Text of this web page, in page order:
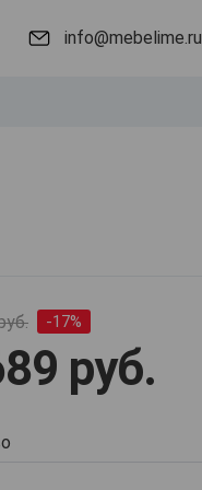
info@mebelime.ru
-17%
руб.